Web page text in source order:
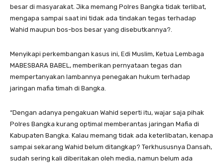
besar di masyarakat. Jika memang Polres Bangka tidak terlibat,
mengapa sampai saat ini tidak ada tindakan tegas terhadap
Wahid maupun bos-bos besar yang disebutkannya?.
Menyikapi perkembangan kasus ini, Edi Muslim, Ketua Lembaga
MABESBARA BABEL, memberikan pernyataan tegas dan
mempertanyakan lambannya penegakan hukum terhadap
jaringan mafia timah di Bangka.
“Dengan adanya pengakuan Wahid seperti itu, wajar saja pihak
Polres Bangka kurang optimal memberantas jaringan Mafia di
Kabupaten Bangka. Kalau memang tidak ada keterlibatan, kenapa
sampai sekarang Wahid belum ditangkap? Terkhususnya Dansah,
sudah sering kali diberitakan oleh media, namun belum ada